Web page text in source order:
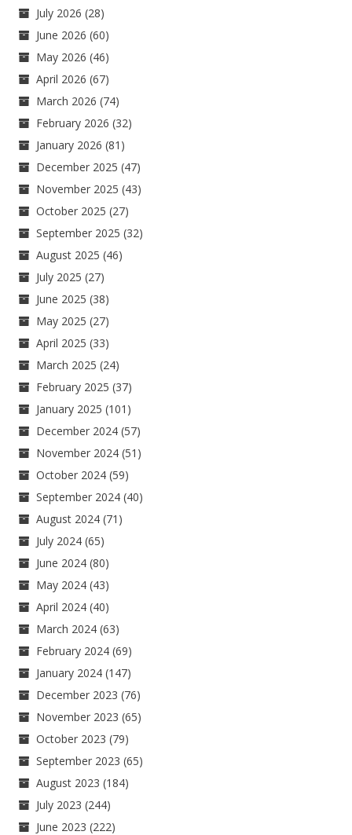
July 2026 (28)
June 2026 (60)
May 2026 (46)
April 2026 (67)
March 2026 (74)
February 2026 (32)
January 2026 (81)
December 2025 (47)
November 2025 (43)
October 2025 (27)
September 2025 (32)
August 2025 (46)
July 2025 (27)
June 2025 (38)
May 2025 (27)
April 2025 (33)
March 2025 (24)
February 2025 (37)
January 2025 (101)
December 2024 (57)
November 2024 (51)
October 2024 (59)
September 2024 (40)
August 2024 (71)
July 2024 (65)
June 2024 (80)
May 2024 (43)
April 2024 (40)
March 2024 (63)
February 2024 (69)
January 2024 (147)
December 2023 (76)
November 2023 (65)
October 2023 (79)
September 2023 (65)
August 2023 (184)
July 2023 (244)
June 2023 (222)